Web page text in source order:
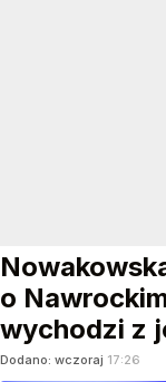
o
wychodzi z
Dodano: wczoraj 17:26